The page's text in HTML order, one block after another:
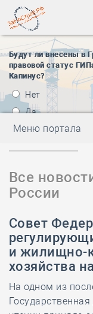
Будут ли внесены в
правовой статус
Капинус?
Нет
Да
Меню портала
Все
России
Совет
и жилищно-
хозяйства
На одном из